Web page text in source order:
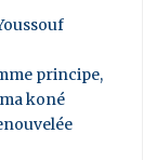
principe,
koné